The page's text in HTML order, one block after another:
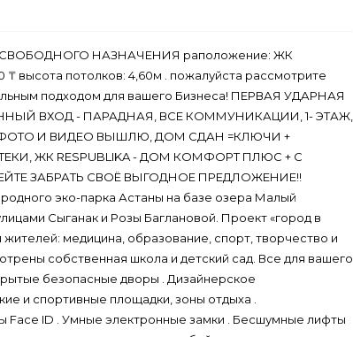
НАЗНАЧЕНИЯ раположение: ЖК
₸ высота потолков: 4,60м . пожалуйста рассмотрите
подходом для вашего Бизнеса! ПЕРВАЯ УДАРНАЯ
ВХОД - ПАРАДНАЯ, ВСЕ КОММУНИКАЦИИ, 1- ЭТАЖ,
И ВИДЕО ВЫШЛЮ, ДОМ СДАН =КЛЮЧИ +
ЖК RESPUBLIKA - ДОМ КОМФОРТ ПЛЮС + С
ЗАБРАТЬ СВОЁ ВЫГОДНОЕ ПРЕДЛОЖЕНИЕ!!
эко-парка Астаны на базе озера Малый
Сыганак и Розы Баглановой. Проект «город в
медицина, образование, спорт, творчество и
собственная школа и детский сад. Все для вашего
безопасные дворы . Дизайнерское
и спортивные площадки, зоны отдыха .
ID . Умные электронные замки . Бесшумные лифты